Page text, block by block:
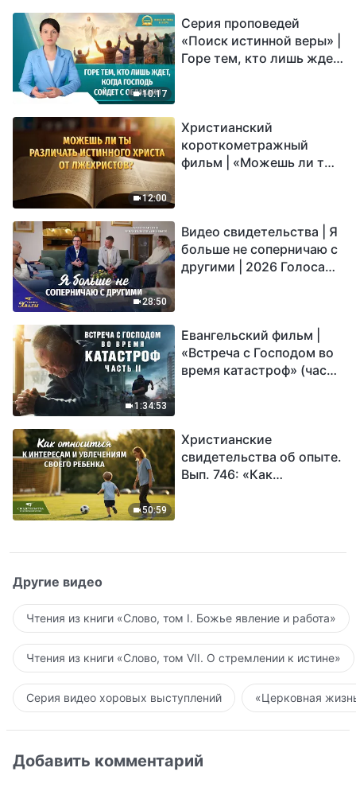
10:17
Серия проповедей
«Поиск истинной веры» |
Горе тем, кто лишь ждет,
12:00
Христианский
короткометражный
фильм | «Можешь ли ты
28:50
Видео свидетельства | Я
больше не соперничаю с
другими | 2026 Голоса
1:34:53
Евангельский фильм |
«Встреча с Господом во
время катастроф» (часть
спасение?
50:59
Христианские
свидетельства об опыте.
Вып. 746: «Как
Другие видео
Чтения из книги «Слово, том I. Божье явление и работа»
Чтения из книги «Слово, том VII. О стремлении к истине»
Серия видео хоровых выступлений «Церковная
Добавить комментарий